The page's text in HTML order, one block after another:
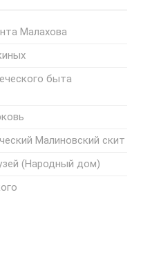
Малахова
быта
Малиновский скит
(Народный дом)